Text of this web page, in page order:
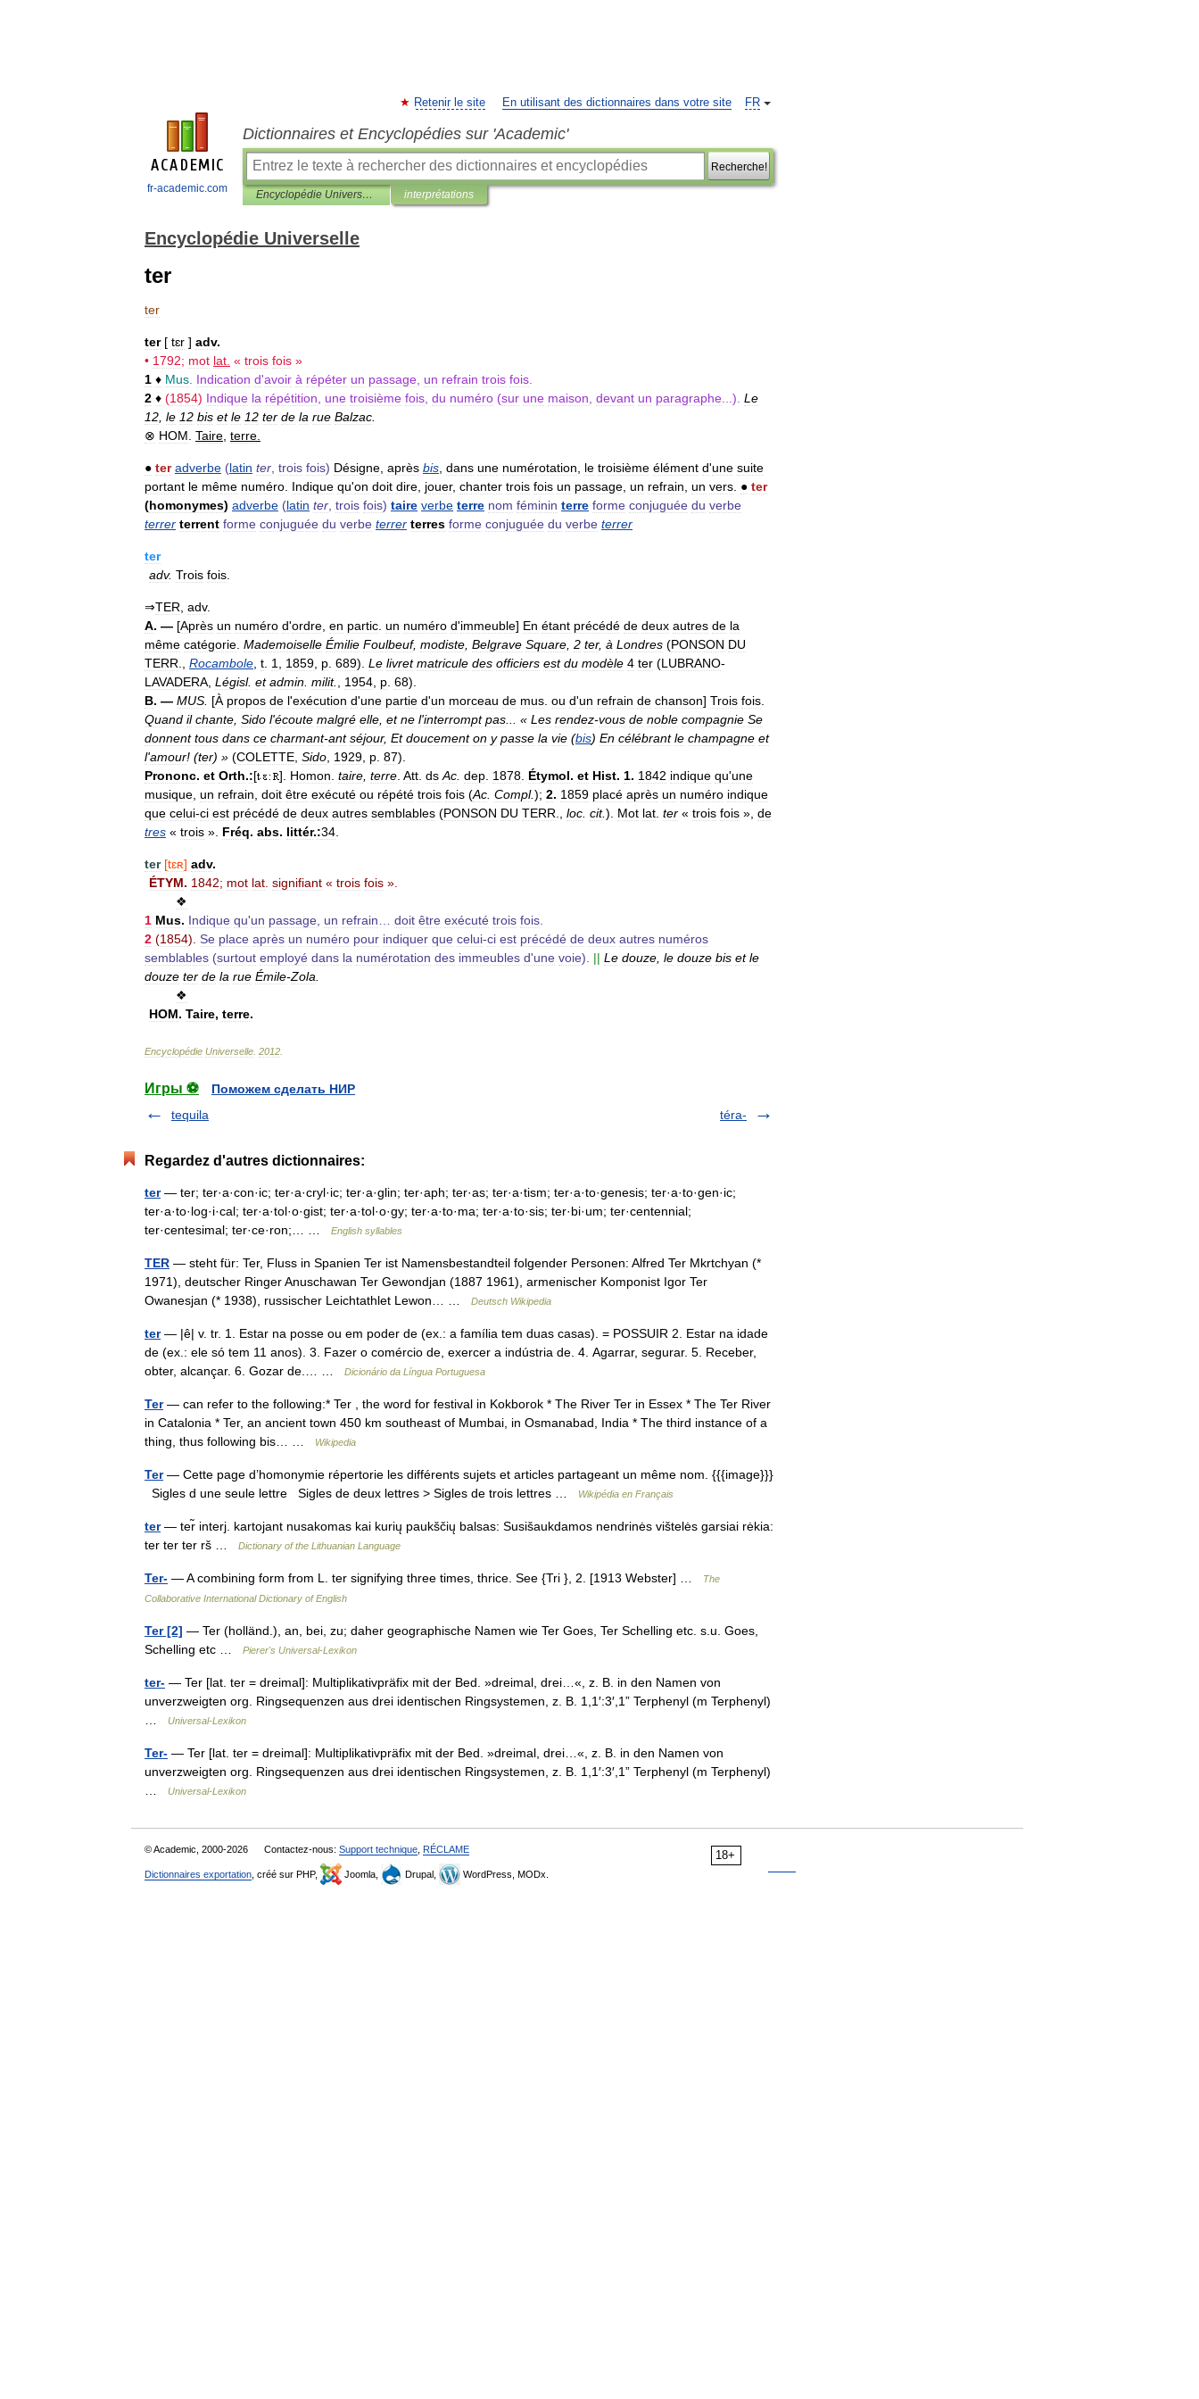
fr-academic.com
FR
Retenir le site En utilisant des dictionnaires dans votre site
Dictionnaires et Encyclopédies sur 'Academic'
Recherche!
Encyclopédie Universelle interprétations
Encyclopédie Universelle
ter
ter
ter[ tɛr ] adv.
• 1792; mot lat « trois fois »
1 ♦ Mus Indication d'avoir à répéter un passage un refrain trois fois
2 ♦ (1854) Indique la répétition une troisième fois du numéro (sur une maison devant un paragraphe ...). Le
12 le 12 bis et le 12 ter de la rue Balzac
⊗ HOM Taire terre
● ter adverbe (latin ter trois fois) Désigne après bis dans une numérotation le troisième élément d'une suite
portant le même numéro Indique qu'on doit dire jouer, chanter trois fois un passage un refrain un vers ● ter
(homonymes) adverbe (latin ter trois fois) taire verbe terre nom féminin terre forme conjuguée du verbe
terrer terrent forme conjuguée du verbe terrer terres forme conjuguée du verbe terrer
ter
adv. Trois fois
⇒TER adv.
A. — [Après un numéro d'ordre en partic un numéro d'immeuble] En étant précédé de deux autres de la
même catégorie Mademoiselle Émilie Foulbeuf, modiste Belgrave Square 2 ter, à Londres (PONSON DU
TERR
Rocambole t 1 1859 p 689). Le livret matricule des officiers est du modèle 4 ter (LUBRANO-
LAVADERA Législ. et admin milit. 1954 p 68).
B. — MUS [À propos de l'exécution d'une partie d'un morceau de mus ou d'un refrain de chanson] Trois fois
Quand il chante Sido l'écoute malgré elle et ne l'interrompt pas ... « Les rendez-vous de noble compagnie Se
donnent tous dans ce charmant-ant séjour, Et doucement on y passe la vie (bis) En célébrant le champagne et
l'amour! (ter) » (COLETTE Sido 1929 p 87).
Prononc. et Orth.:[ ]. Homon taire terre Att ds Ac dep 1878 Étymol. et Hist. 1. 1842 indique qu'une
musique un refrain doit être exécuté ou répété trois fois (Ac Compl.); 2. 1859 placé après un numéro indique
que celui-ci est précédé de deux autres semblables (PONSON DU TERR loc cit.). Mot lat ter « trois fois », de
tres « trois ». Fréq. abs. littér.:34
ter [tɛʀ] adv.
ÉTYM. 1842; mot lat signifiant « trois fois ».
❖
1 Mus. Indique qu'un passage un refrain doit être exécuté trois fois
2 (1854). Se place après un numéro pour indiquer que celui-ci est précédé de deux autres numéros
semblables (surtout employé dans la numérotation des immeubles d'une voie). || Le douze le douze bis et le
douze ter de la rue Émile-Zola
❖
HOM. Taire, terre.
Encyclopédie Universelle 2012
Игры ⚽
Поможем сделать НИР
tequila
téra-
Regardez d'autres dictionnaires:
ter— ter; ter·a·con·ic; ter·a·cryl·ic; ter·a·glin; ter·aph; ter·as; ter·a·tism; ter·a·to·genesis; ter·a·to·gen·ic;
ter·a·to·log·i·cal; ter·a·tol·o·gist; ter·a·tol·o·gy; ter·a·to·ma; ter·a·to·sis; ter·bi·um; ter·centennial;
ter·centesimal; ter·ce·ron;… …
English syllables
TER — steht für: Ter, Fluss in Spanien Ter ist Namensbestandteil folgender Personen: Alfred Ter Mkrtchyan (*
1971), deutscher Ringer Anuschawan Ter Gewondjan (1887 1961), armenischer Komponist Igor Ter
Owanesjan (* 1938), russischer Leichtathlet Lewon… …
Deutsch Wikipedia
ter— |ê| v. tr. 1. Estar na posse ou em poder de (ex.: a família tem duas casas). = POSSUIR 2. Estar na idade
de (ex.: ele só tem 11 anos). 3. Fazer o comércio de, exercer a indústria de. 4. Agarrar, segurar. 5. Receber,
obter, alcançar. 6. Gozar de.… …
Dicionário da Língua Portuguesa
Ter— can refer to the following:* Ter , the word for festival in Kokborok * The River Ter in Essex * The Ter River
in Catalonia * Ter, an ancient town 450 km southeast of Mumbai, in Osmanabad, India * The third instance of a
thing, thus following bis… …
Wikipedia
Ter— Cette page d’homonymie répertorie les différents sujets et articles partageant un même nom. {{{image}}}
Sigles d une seule lettre Sigles de deux lettres > Sigles de trois lettres …
Wikipédia en Français
ter— ter̃ interj. kartojant nusakomas kai kurių paukščių balsas: Susišaukdamos nendrinės vištelės garsiai rėkia:
ter ter ter rš …
Dictionary of the Lithuanian Language
Ter- — A combining form from L. ter signifying three times, thrice. See {Tri }, 2. [1913 Webster] …
The
Collaborative International Dictionary of English
Ter [2] — Ter (holländ.), an, bei, zu; daher geographische Namen wie Ter Goes, Ter Schelling etc. s.u. Goes,
Schelling etc …
Pierer's Universal-Lexikon
ter- — Ter [lat. ter = dreimal]: Multiplikativpräfix mit der Bed. »dreimal, drei…«, z. B. in den Namen von
unverzweigten org. Ringsequenzen aus drei identischen Ringsystemen, z. B. 1,1′:3′,1” Terphenyl (m Terphenyl)
Universal-Lexikon
Ter- — Ter [lat. ter = dreimal]: Multiplikativpräfix mit der Bed. »dreimal, drei…«, z. B. in den Namen von
unverzweigten org. Ringsequenzen aus drei identischen Ringsystemen, z. B. 1,1′:3′,1” Terphenyl (m Terphenyl)
Universal-Lexikon
18+
© Academic, 2000-2026 Contactez-nous: Support technique RÉCLAME
Dictionnaires exportation , créé sur PHP, Joomla, Drupal, WordPress, MODx.